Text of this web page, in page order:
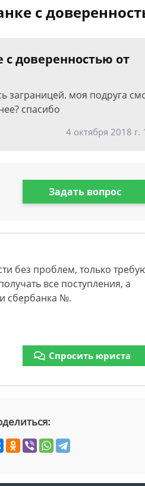
с
с доверенностью от
заграницей. моя подруга
спасибо
4 октября 2018 г.
Задать вопрос
без проблем, только
все поступления, а
сбербанка №.
Спросить юриста